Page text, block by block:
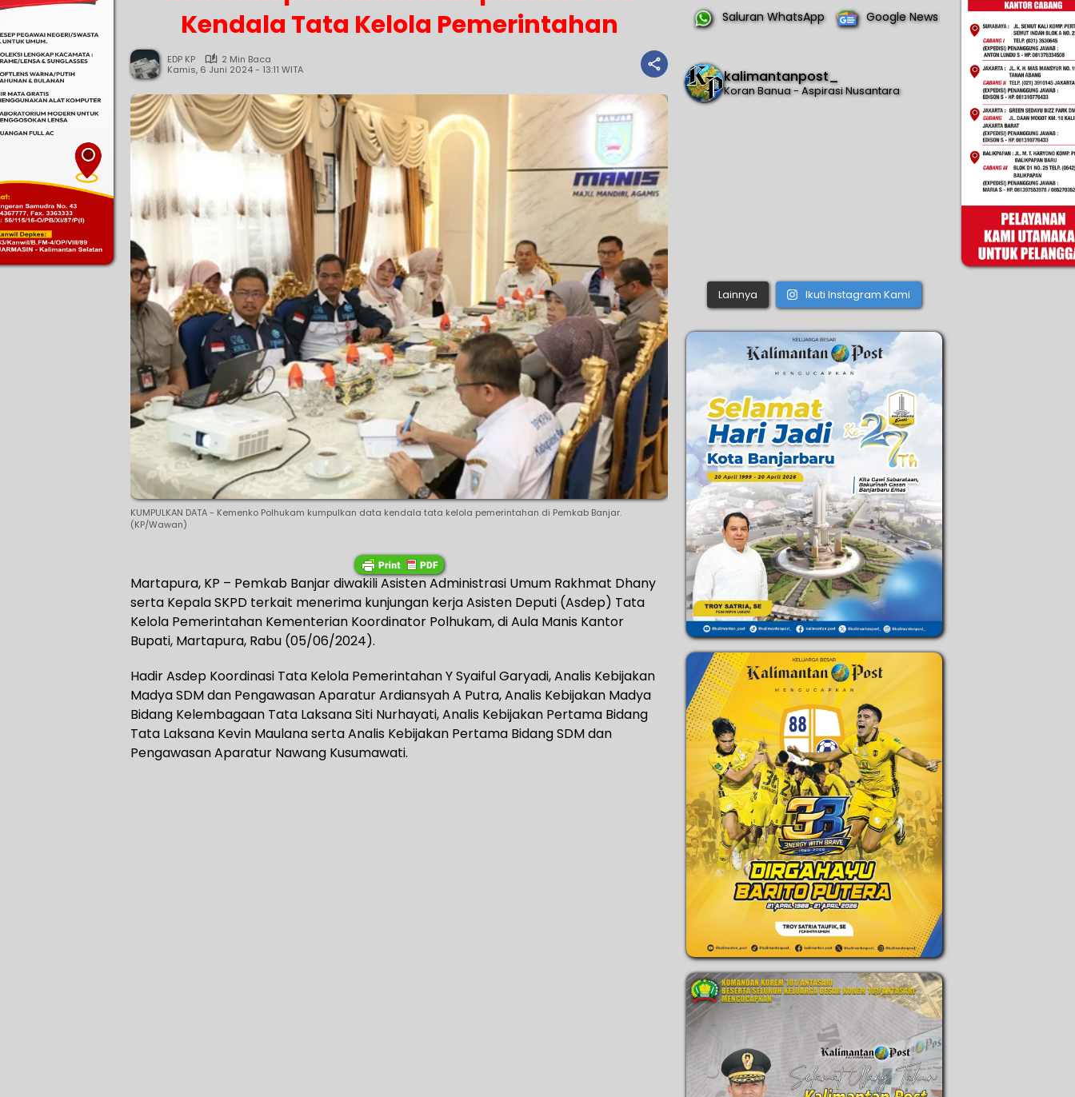
Kendala Tata Kelola Pemerintahan
EDP KP
2 Min Baca
Kamis, 6 Juni 2024 - 13:11 WITA
KUMPULKAN DATA - Kemenko Polhukam kumpulkan data kendala tata kelola pemerintahan di Pemkab Banjar.
(KP/Wawan)
Martapura, KP – Pemkab Banjar diwakili Asisten Administrasi Umum Rakhmat Dhany
serta Kepala SKPD terkait menerima kunjungan kerja Asisten Deputi (Asdep) Tata
Kelola Pemerintahan Kementerian Koordinator Polhukam, di Aula Manis Kantor
Bupati, Martapura, Rabu (05/06/2024).
Hadir Asdep Koordinasi Tata Kelola Pemerintahan Y Syaiful Garyadi, Analis Kebijakan
Madya SDM dan Pengawasan Aparatur Ardiansyah A Putra, Analis Kebijakan Madya
Bidang Kelembagaan Tata Laksana Siti Nurhayati, Analis Kebijakan Pertama Bidang
Tata Laksana Kevin Maulana serta Analis Kebijakan Pertama Bidang SDM dan
Pengawasan Aparatur Nawang Kusumawati.
Saluran WhatsApp Google News
kalimantanpost_
Koran Banua - Aspirasi Nusantara
Lainnya Ikuti Instagram Kami